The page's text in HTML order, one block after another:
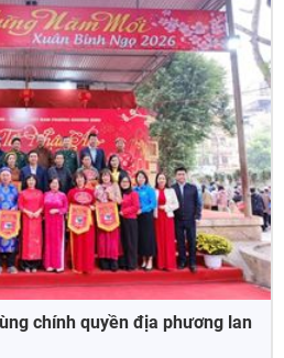
chính quyền địa phương lan